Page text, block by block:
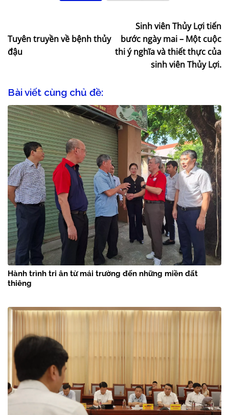
Tuyên truyền về bệnh thủy
đậu
Sinh viên Thủy Lợi tiến
bước ngày mai – Một cuộc
thi ý nghĩa và thiết thực của
sinh viên Thủy Lợi.
Bài viết cùng chủ đề:
Hành trình tri ân từ mái trường đến những miền đất
thiêng